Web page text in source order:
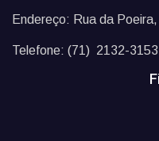
Endereço: Rua da
Telefone: (71) 2132-3153